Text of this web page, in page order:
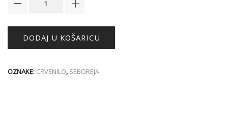
50ML
količina
DODAJ U KOŠARICU
OZNAKE: CRVENILO, SEBOREJA